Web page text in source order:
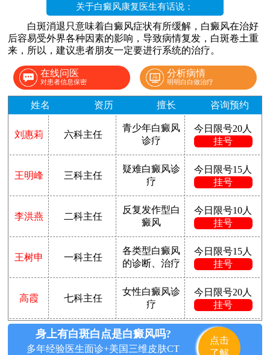
关于白癜风康复医生有话说：
白斑消退只意味着白癜风症状有所缓解，白癜风在治好
后容易受外界各种因素的影响，导致病情复发，白斑卷土重
来，所以，建议患者朋友一定要进行系统的治疗。
在线问医
对患者信息保密
分析病情
明明白白做治疗
姓名 资历 擅长 咨询预约
刘惠莉 六科主任
青少年白癜风
诊疗
今日限号20人
挂号
王明峰 三科主任
疑难白癜风诊
疗
今日限号15人
挂号
李洪燕 二科主任
反复发作型白
癜风
今日限号10人
挂号
王树申 一科主任
各类型白癜风
的诊断、治疗
今日限号15人
挂号
高霞 七科主任
女性白癜风诊
疗
今日限号20人
挂号
身上有白斑白点是白癜风吗?
多年经验医生面诊+美国三维皮肤CT
点击